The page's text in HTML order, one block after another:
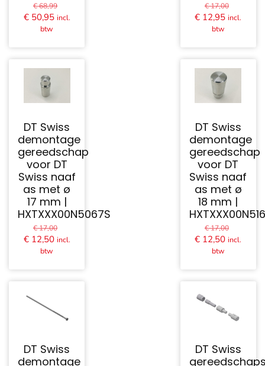
€68,99
prijs
€50,95Huidige
incl.
btw
€17,00
prijs
€ 12,95Huidige
incl.
btw
DT Swiss
demontage
gereedschap
voor DT
Swiss naaf
as met ø
17 mm |
HXTXXX00N5067S
€17,00
prijs
€12,50Huidige
incl.
btw
DT Swiss
demontage
gereedschap
voor DT
Swiss naaf
as met ø
18 mm |
€17,00
prijs
€ 12,50Huidige
incl.
btw
DT Swiss
demontage
DT Swiss